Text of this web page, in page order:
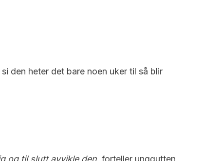
den heter det bare noen uker til så blir
og til slutt avvikle den, forteller unggutten